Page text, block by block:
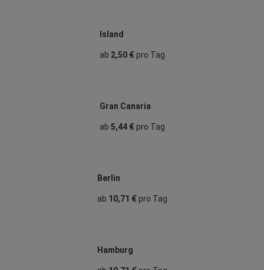
Island
ab 2,50 €pro Tag
Gran Canaria
ab 5,44 €pro Tag
Berlin
ab 10,71 €pro Tag
Hamburg